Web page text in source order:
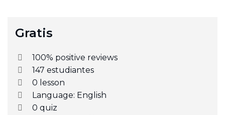
Gratis
100% positive reviews
147 estudiantes
0 lesson
Language: English
0 quiz